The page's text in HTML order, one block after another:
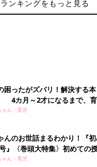
ランキングをもっと見る
困ったがズバリ！解決する
4カ月～2才になるまで、
い！
ゃん・育児
んのお世話まるわかり！『
』〈巻頭大特集〉初めての
っぱい・ミルクの基本と夏
ゃん・育児